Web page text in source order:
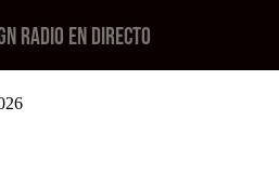
RADIO EN DIRECTO